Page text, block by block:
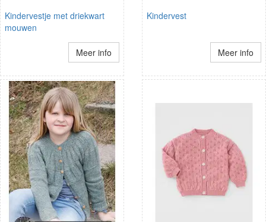
Kindervestje met driekwart
mouwen
Meer info
Kindervest
Meer info